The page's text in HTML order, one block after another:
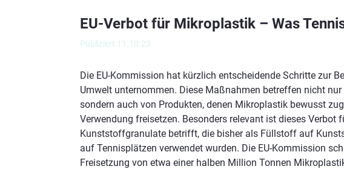
EU-Verbot für Mikroplastik – Was
Publiziert 11.10.23
Die EU-Kommission hat kürzlich entscheidende Schritte zur
Umwelt unternommen. Diese Maßnahmen betreffen nicht
sondern auch von Produkten, denen Mikroplastik bewusst
Verwendung freisetzen. Besonders relevant ist dieses Verbot
Kunststoffgranulate betrifft, die bisher als Füllstoff auf
auf Tennisplätzen verwendet wurden. Die EU-Kommission
Freisetzung von etwa einer halben Million Tonnen